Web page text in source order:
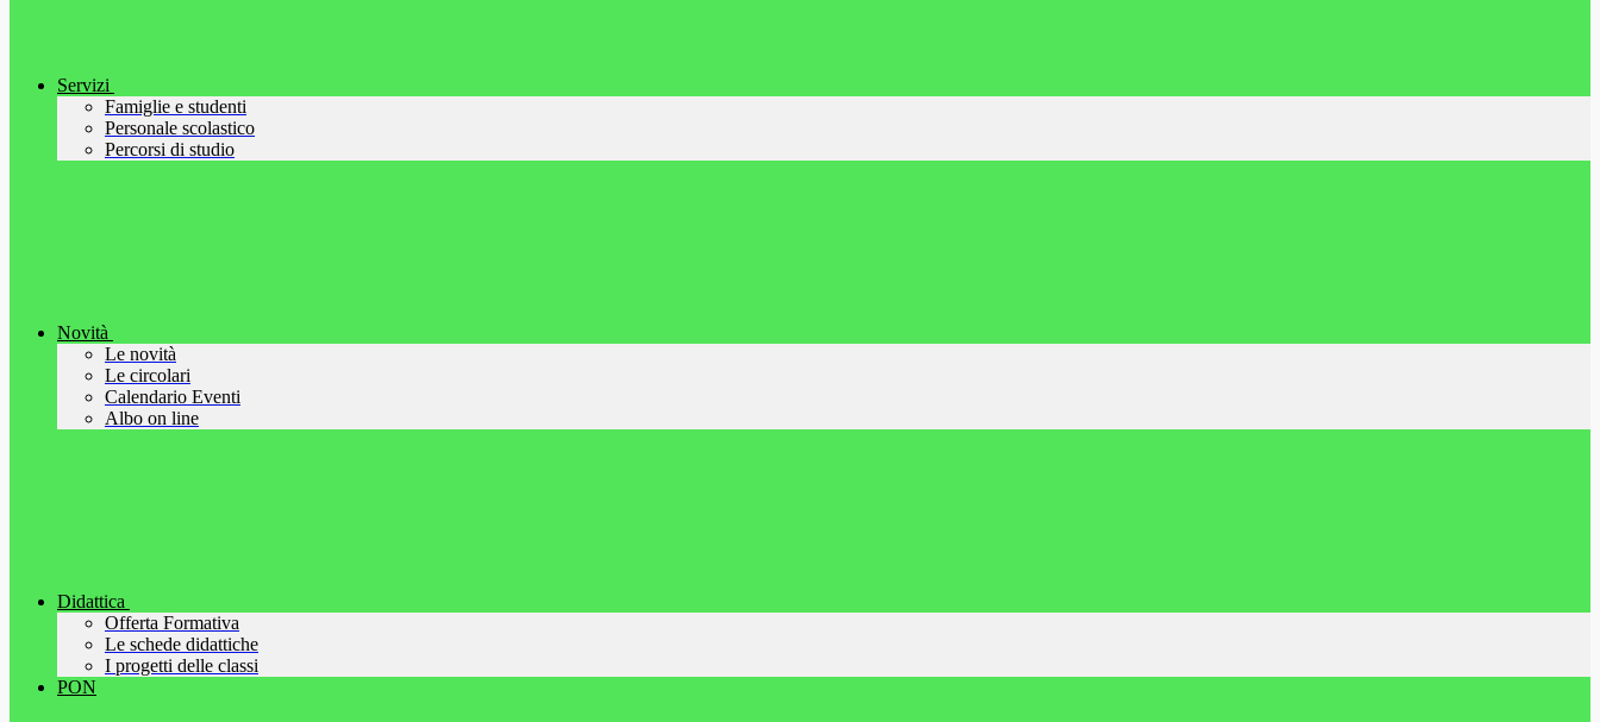
Servizi
Famiglie e studenti
Personale scolastico
Percorsi di studio
Novità
Le novità
Le circolari
Calendario Eventi
Albo on line
Didattica
Offerta Formativa
Le schede didattiche
I progetti delle classi
PON